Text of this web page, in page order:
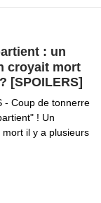
: un
croyait mort
[SPOILERS]
- Coup de tonnerre
! Un
il y a plusieurs